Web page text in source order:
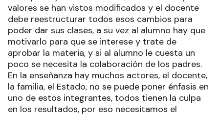
valores se han vistos modificados y el docente
debe reestructurar todos esos cambios para
poder dar sus clases, a su vez al alumno hay que
motivarlo para que se interese y trate de
aprobar la materia, y si al alumno le cuesta un
poco se necesita la colaboración de los padres.
En la enseñanza hay muchos actores, el docente,
la familia, el Estado, no se puede poner énfasis en
uno de estos integrantes, todos tienen la culpa
en los resultados, por eso necesitamos el